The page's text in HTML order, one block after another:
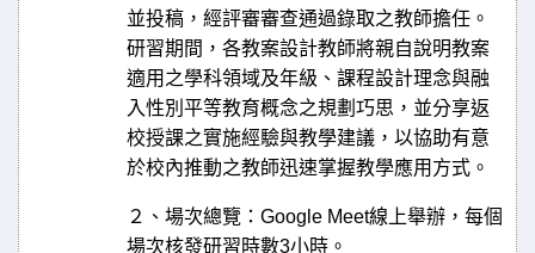
並投稿，經評審審查通過錄取之教師擔任。
研習期間，各教案設計教師將親自說明教案
適用之學科領域及年級、課程設計理念與融
入性別平等教育概念之規劃巧思，並分享返
校授課之實施經驗與教學建議，以協助有意
於校內推動之教師迅速掌握教學應用方式。
２、場次總覽： Google Meet線上舉辦，每個
場次核發研習時數3小時。